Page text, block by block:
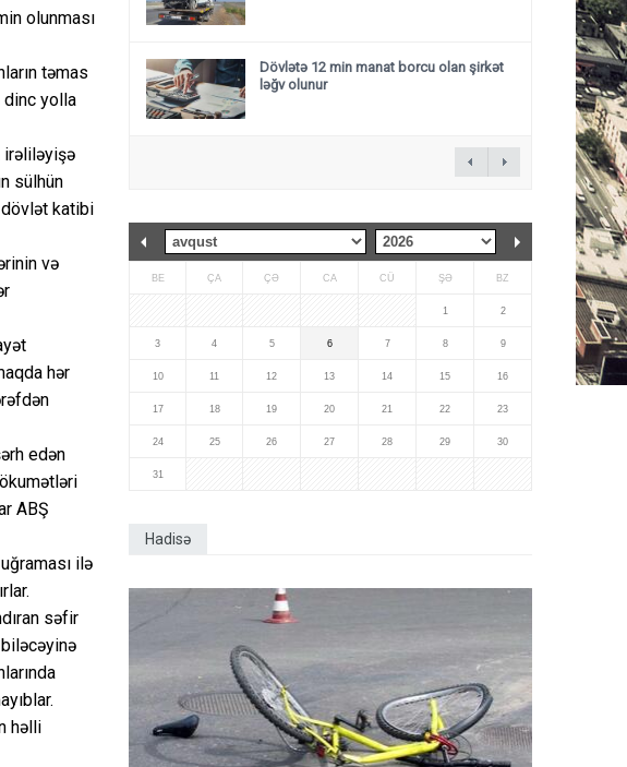
olunması
təmas
dinc yolla
irəliləyişə
sülhün
dövlət katibi
və
hər
edən
ABŞ
ilə
səfir
həlli
Dövlətə 12 min manat borcu olan şirkət
ləğv olunur
BE ÇA ÇƏ CA CÜ ŞƏ BZ
1 2
3 4 5 6 7 8 9
10 11 12 13 14 15 16
17 18 19 20 21 22 23
24 25 26 27 28 29 30
31
Hadisə